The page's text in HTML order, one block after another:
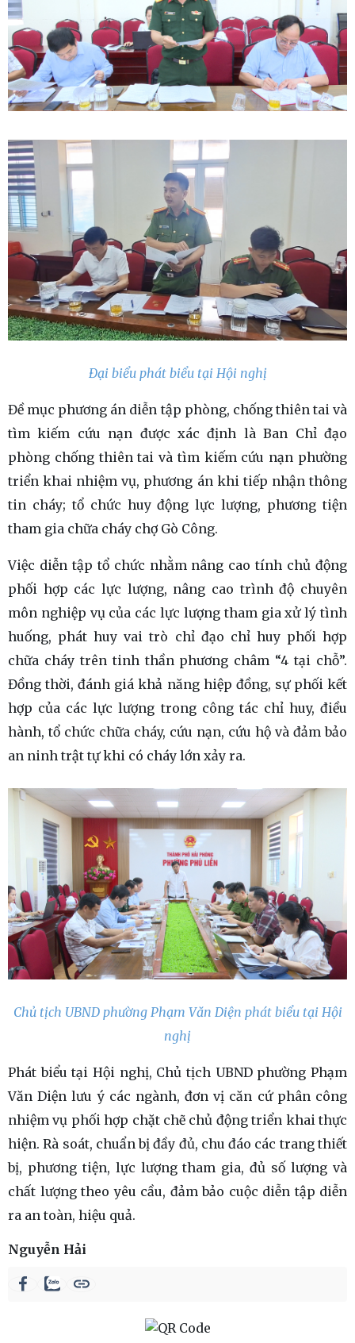
Đại biểu phát biểu tại Hội nghị
Đề mục phương án diễn tập phòng, chống thiên tai và
tìm kiếm cứu nạn được xác định là Ban Chỉ đạo
phòng chống thiên tai và tìm kiếm cứu nạn phường
triển khai nhiệm vụ, phương án khi tiếp nhận thông
tin cháy; tổ chức huy động lực lượng, phương tiện
tham gia chữa cháy chợ Gò Công.
Việc diễn tập tổ chức nhằm nâng cao tính chủ động
phối hợp các lực lượng, nâng cao trình độ chuyên
môn nghiệp vụ của các lực lượng tham gia xử lý tình
huống, phát huy vai trò chỉ đạo chỉ huy phối hợp
chữa cháy trên tinh thần phương châm “4 tại chỗ”.
Đồng thời, đánh giá khả năng hiệp đồng, sự phối kết
hợp của các lực lượng trong công tác chỉ huy, điều
hành, tổ chức chữa cháy, cứu nạn, cứu hộ và đảm bảo
an ninh trật tự khi có cháy lớn xảy ra.
Chủ tịch UBND phường Phạm Văn Diện phát biểu tại Hội
nghị
Phát biểu tại Hội nghị, Chủ tịch UBND phường Phạm
Văn Diện lưu ý các ngành, đơn vị căn cứ phân công
nhiệm vụ phối hợp chặt chẽ chủ động triển khai thực
hiện. Rà soát, chuẩn bị đầy đủ, chu đáo các trang thiết
bị, phương tiện, lực lượng tham gia, đủ số lượng và
chất lượng theo yêu cầu, đảm bảo cuộc diễn tập diễn
ra an toàn, hiệu quả.
Nguyễn Hải